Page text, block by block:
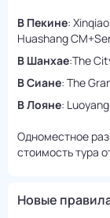
В Пекине:
Huashang
В Шанхае:The
В Сиане: The
В Лояне:
Одноместное
стоимость тура
Новые